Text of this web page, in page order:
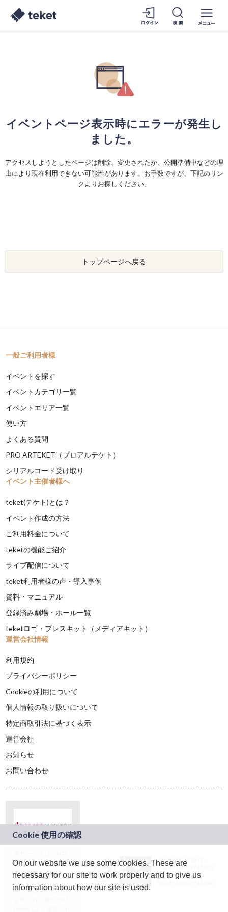
イベントページ表示時にエラーが発生し
ました。
アクセスしようとしたページは削除、変更されたか、公開準備中などの理
由により現在利用できない可能性があります。お手数ですが、下記のリン
クよりお探しください。
トップページへ戻る
一般ご利用者様
イベントを探す
イベントカテゴリ一覧
イベントエリア一覧
使い方
よくある質問
PRO ARTEKET（プロアルテケト）
シリアルコード受け取り
イベント主催者様へ
teket(テケト)とは？
イベント作成の方法
ご利用料金について
teketの機能ご紹介
ライブ配信について
teket利用者様の声・導入事例
資料・マニュアル
登録済み劇場・ホール一覧
teketロゴ・プレスキット（メディアキット）
運営会社情報
利用規約
プライバシーポリシー
Cookieの利用について
個人情報の取り扱いについて
特定商取引法に基づく表示
運営会社
お知らせ
お問い合わせ
ドコモグループの新
規事業創出プログラ
ム「docomo
STARTUP」を通じて
JASRAC許諾番号：
9024936001Y45037
JASRAC許諾番号：
On our website we use some cookies. These are
necessary for our site to work properly and to give us
information about how our site is used.